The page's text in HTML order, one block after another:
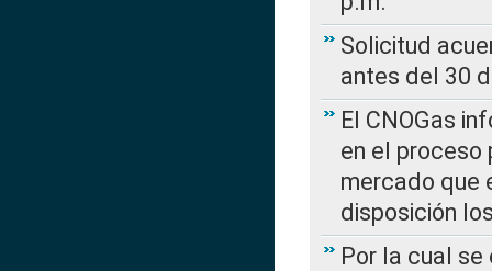
Solicitud
antes del 30
El CNOGas
en el
mercado que
disposición
Por la cual se